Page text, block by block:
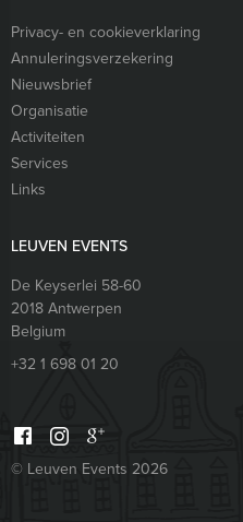
Privacy- en cookieverklaring
Annuleringsverzekering
Nieuwsbrief
Organisatie
Activiteiten
Services
Links
LEUVEN EVENTS
De Keyserlei 58-60
2018 Antwerpen
Belgium
+32 1 698 01 20
© Leuven Events 2026